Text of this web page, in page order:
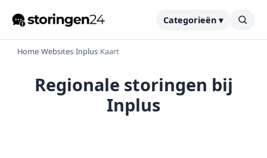
Categorieën ▾
Home›Websites›Inplus›Kaart
Regionale storingen bij
Inplus